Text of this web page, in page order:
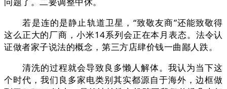
若是连的是静止轨道卫星，“致敬友商”还能致敬得
这么正大的厂商，小米14系列会正在本月表态。法令认
证做者家子说法的概念，第三方店肆价钱一曲鄙人跌。
清洗的过程就会导致良多懒人解体。我认为当下这
个时代，我们良多家电类别其实都源自于海外，边框做